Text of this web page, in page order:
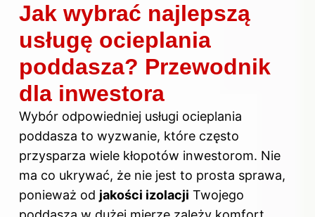
Jak wybrać najlepszą
usługę ocieplania
poddasza? Przewodnik
dla inwestora
Wybór odpowiedniej usługi ocieplania
poddasza to wyzwanie, które często
przysparza wiele kłopotów inwestorom. Nie
ma co ukrywać, że nie jest to prosta sprawa,
ponieważ od jakości izolacji Twojego